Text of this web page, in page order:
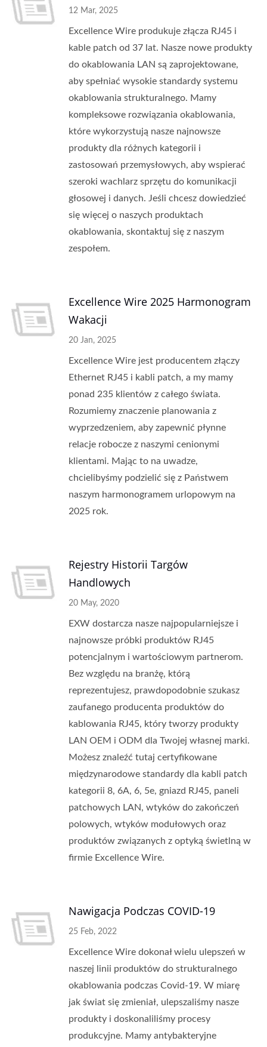
12 Mar, 2025
Excellence Wire produkuje złącza RJ45 i
kable patch od 37 lat. Nasze nowe produkty
do okablowania LAN są zaprojektowane,
aby spełniać wysokie standardy systemu
okablowania strukturalnego. Mamy
kompleksowe rozwiązania okablowania,
które wykorzystują nasze najnowsze
produkty dla różnych kategorii i
zastosowań przemysłowych, aby wspierać
szeroki wachlarz sprzętu do komunikacji
głosowej i danych. Jeśli chcesz dowiedzieć
się więcej o naszych produktach
okablowania, skontaktuj się z naszym
zespołem.
Excellence Wire 2025 Harmonogram
Wakacji
20 Jan, 2025
Excellence Wire jest producentem złączy
Ethernet RJ45 i kabli patch, a my mamy
ponad 235 klientów z całego świata.
Rozumiemy znaczenie planowania z
wyprzedzeniem, aby zapewnić płynne
relacje robocze z naszymi cenionymi
klientami. Mając to na uwadze,
chcielibyśmy podzielić się z Państwem
naszym harmonogramem urlopowym na
2025 rok.
Rejestry Historii Targów
Handlowych
20 May, 2020
EXW dostarcza nasze najpopularniejsze i
najnowsze próbki produktów RJ45
potencjalnym i wartościowym partnerom.
Bez względu na branżę, którą
reprezentujesz, prawdopodobnie szukasz
zaufanego producenta produktów do
kablowania RJ45, który tworzy produkty
LAN OEM i ODM dla Twojej własnej marki.
Możesz znaleźć tutaj certyfikowane
międzynarodowe standardy dla kabli patch
kategorii 8, 6A, 6, 5e, gniazd RJ45, paneli
patchowych LAN, wtyków do zakończeń
polowych, wtyków modułowych oraz
produktów związanych z optyką świetlną w
firmie Excellence Wire.
Nawigacja Podczas COVID-19
25 Feb, 2022
Excellence Wire dokonał wielu ulepszeń w
naszej linii produktów do strukturalnego
okablowania podczas Covid-19. W miarę
jak świat się zmieniał, ulepszaliśmy nasze
produkty i doskonaliliśmy procesy
produkcyjne. Mamy antybakteryjne